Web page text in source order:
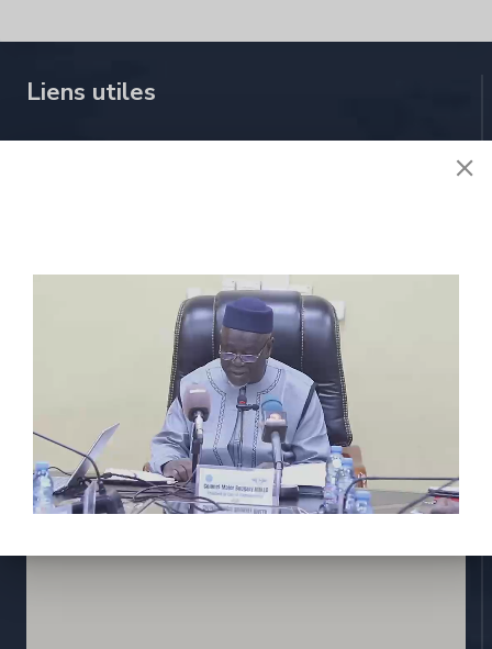
Liens utiles
Réglementions
Contactez nous